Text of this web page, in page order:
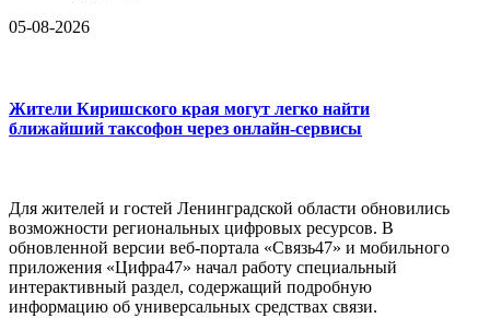
05-08-2026
Жители Киришского края могут легко найти
ближайший таксофон через онлайн-сервисы
Для жителей и гостей Ленинградской области обновились
возможности региональных цифровых ресурсов. В
обновленной версии веб-портала «Связь47» и мобильного
приложения «Цифра47» начал работу специальный
интерактивный раздел, содержащий подробную
информацию об универсальных средствах связи.